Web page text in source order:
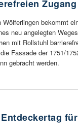
Zugang
bekommt
neu angelegten Weges
mit Rollstuhl
Fassade der 1751/
gebracht werden.
für